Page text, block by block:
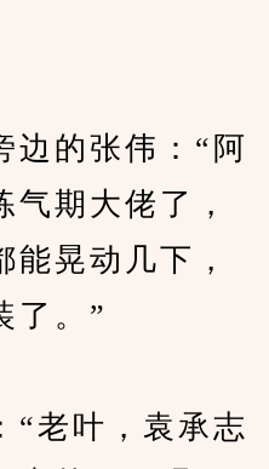
的张伟：“阿
期大佬了，
晃动几下，
了。”
叶，袁承志